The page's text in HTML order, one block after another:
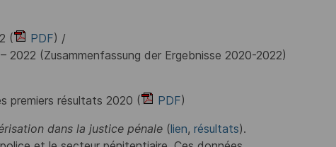
(
PDF) /
(Zusammenfassung der Ergebnisse 2020-2022)
premiers résultats 2020 (
PDF)
dans la justice pénale (lien, résultats).